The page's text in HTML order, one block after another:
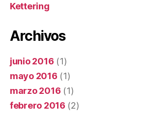
Kettering
Archivos
junio 2016 (1)
mayo 2016 (1)
marzo 2016 (1)
febrero 2016 (2)